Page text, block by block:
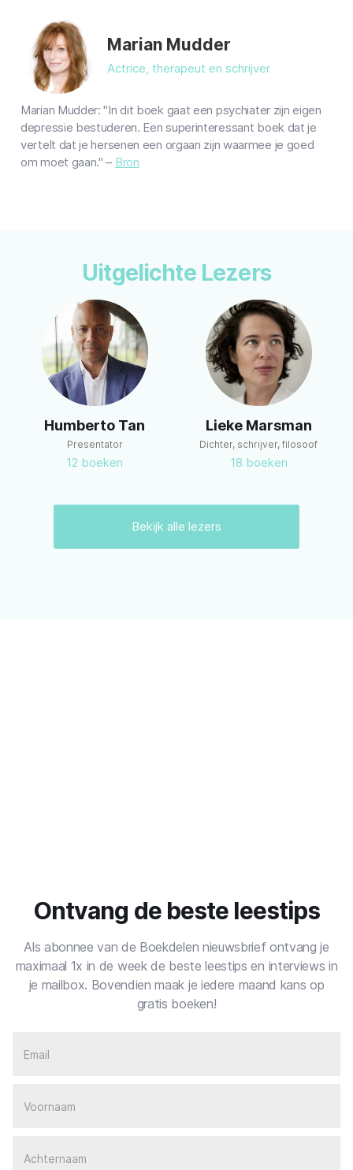
Marian Mudder
Actrice, therapeut en schrijver
Marian Mudder: "In dit boek gaat een psychiater zijn eigen
depressie bestuderen. Een superinteressant boek dat je
vertelt dat je hersenen een orgaan zijn waarmee je goed
om moet gaan." – Bron
Uitgelichte Lezers
Humberto Tan
Presentator
12 boeken
Lieke Marsman
Dichter, schrijver, filosoof
18 boeken
Bekijk alle lezers
Ontvang de beste leestips
Als abonnee van de Boekdelen nieuwsbrief ontvang je
maximaal 1x in de week de beste leestips en interviews in
je mailbox. Bovendien maak je iedere maand kans op
gratis boeken!